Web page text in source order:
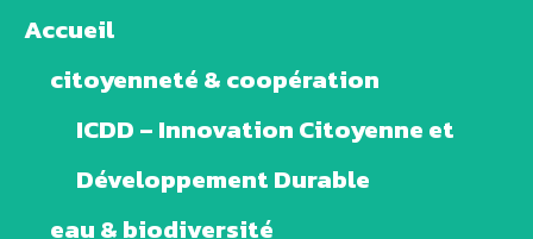
Accueil
citoyenneté & coopération
ICDD – Innovation Citoyenne et
Développement Durable
eau & biodiversité